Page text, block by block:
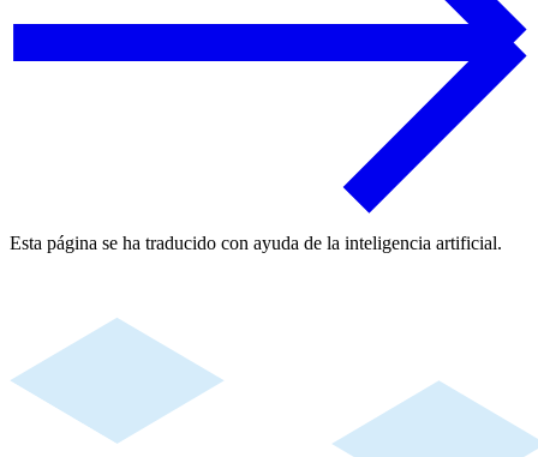
Esta página se ha traducido con ayuda de la inteligencia artificial.